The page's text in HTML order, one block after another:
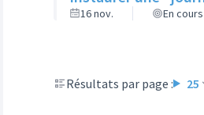
16 nov. En
Résultats par page : 25